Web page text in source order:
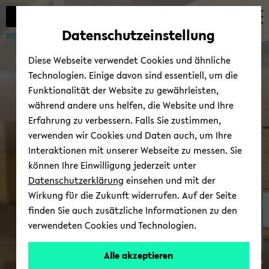
Automatische
vermeiden
zum
wechseln
zum
wechseln
zum
wechseln
Zen­trum für Theo­rien in
der his­to­ri­schen For­
schung
© Uni­ver­si­tät Bie­le­feld
Datenschutzeinstellung
Diese Webseite verwendet Cookies und ähnliche
Technologien. Einige davon sind essentiell, um die
Funktionalität der Website zu gewährleisten,
während andere uns helfen, die Website und Ihre
Erfahrung zu verbessern. Falls Sie zustimmen,
verwenden wir Cookies und Daten auch, um Ihre
Interaktionen mit unserer Webseite zu messen. Sie
können Ihre Einwilligung jederzeit unter
Datenschutzerklärung einsehen und mit der
Wirkung für die Zukunft widerrufen. Auf der Seite
finden Sie auch zusätzliche Informationen zu den
verwendeten Cookies und Technologien.
Alle akzeptieren